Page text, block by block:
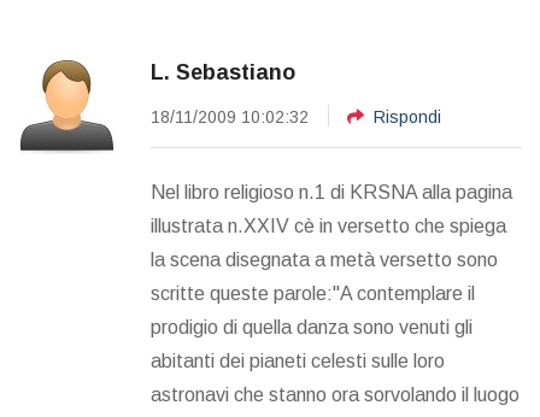
L. Sebastiano
18/11/2009 10:02:32 Rispondi
Nel libro religioso n.1 di KRSNA alla pagina
illustrata n.XXIV cè in versetto che spiega
la scena disegnata a metà versetto sono
scritte queste parole:"A contemplare il
prodigio di quella danza sono venuti gli
abitanti dei pianeti celesti sulle loro
astronavi che stanno ora sorvolando il luogo